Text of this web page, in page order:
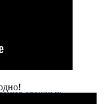
сложных